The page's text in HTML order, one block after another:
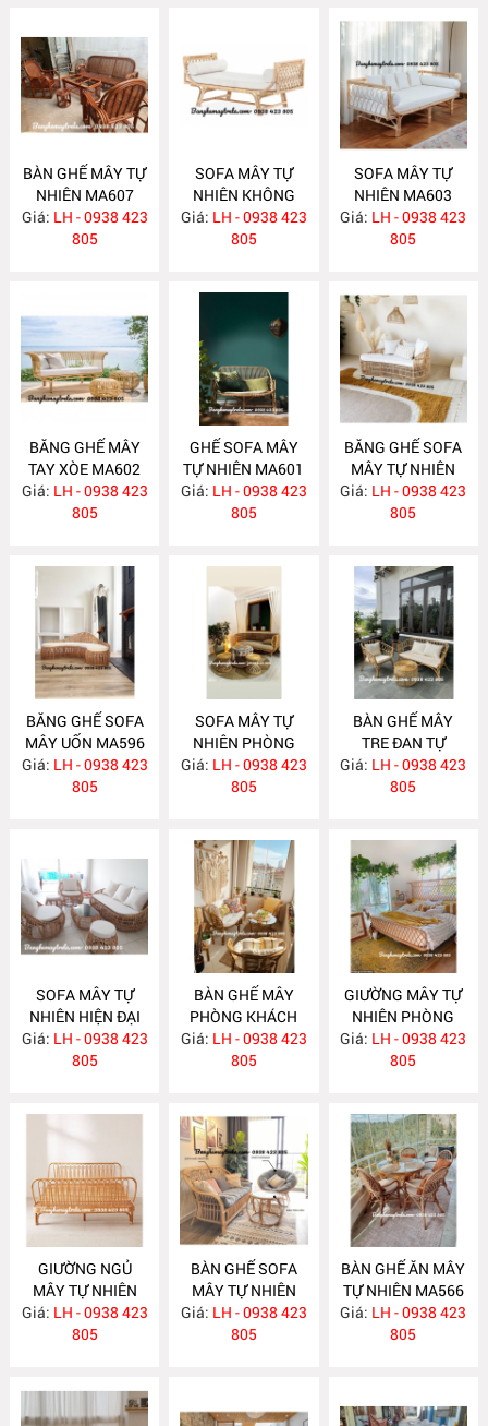
BÀN GHẾ MÂY TỰ
NHIÊN MA607
Giá: LH - 0938 423
805
SOFA MÂY TỰ
NHIÊN KHÔNG
TỰA MA604
Giá: LH - 0938 423
805
SOFA MÂY TỰ
NHIÊN MA603
Giá: LH - 0938 423
805
BĂNG GHẾ MÂY
TAY XÒE MA602
Giá: LH - 0938 423
805
GHẾ SOFA MÂY
TỰ NHIÊN MA601
Giá: LH - 0938 423
805
BĂNG GHẾ SOFA
MÂY TỰ NHIÊN
MA597
Giá: LH - 0938 423
805
BĂNG GHẾ SOFA
MÂY UỐN MA596
Giá: LH - 0938 423
805
SOFA MÂY TỰ
NHIÊN PHÒNG
KHÁCH MA588
Giá: LH - 0938 423
805
BÀN GHẾ MÂY
TRE ĐAN TỰ
NHIÊN MA587
Giá: LH - 0938 423
805
SOFA MÂY TỰ
NHIÊN HIỆN ĐẠI
MA586
Giá: LH - 0938 423
805
BÀN GHẾ MÂY
PHÒNG KHÁCH
NHỎ GỌN MA585
Giá: LH - 0938 423
805
GIƯỜNG MÂY TỰ
NHIÊN PHÒNG
NGỦ MA584
Giá: LH - 0938 423
805
GIƯỜNG NGỦ
MÂY TỰ NHIÊN
MA583
Giá: LH - 0938 423
805
BÀN GHẾ SOFA
MÂY TỰ NHIÊN
MA568
Giá: LH - 0938 423
805
BÀN GHẾ ĂN MÂY
TỰ NHIÊN MA566
Giá: LH - 0938 423
805